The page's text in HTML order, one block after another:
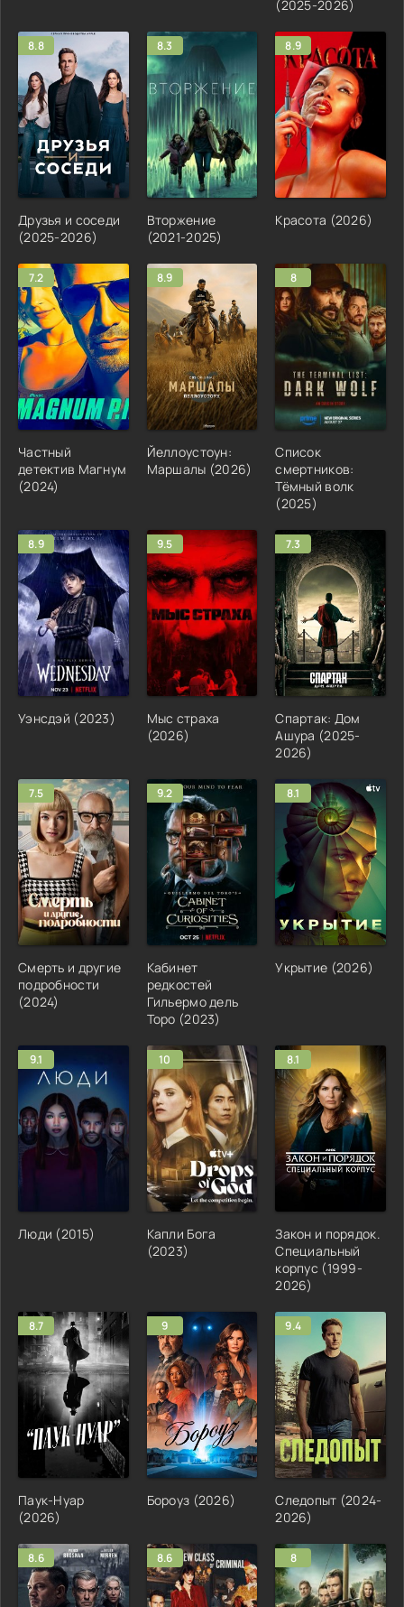
(2025-2026)
8.8
Друзья и соседи
(2025-2026)
8.3
Вторжение
(2021-2025)
8.9
Красота (2026)
7.2
Частный
детектив Магнум
(2024)
8.9
Йеллоустоун:
Маршалы (2026)
8
Список
смертников:
Тёмный волк
(2025)
8.9
Уэнсдэй (2023)
9.5
Мыс страха
(2026)
7.3
Спартак: Дом
Ашура (2025-
2026)
7.5
Смерть и другие
подробности
(2024)
9.2
Кабинет
редкостей
Гильермо дель
Торо (2023)
8.1
Укрытие (2026)
9.1
Люди (2015)
10
Капли Бога
(2023)
8.1
Закон и порядок.
Специальный
корпус (1999-
2026)
8.7
Паук-Нуар
(2026)
9
Бороуз (2026)
9.4
Следопыт (2024-
2026)
8.6 8.6 8